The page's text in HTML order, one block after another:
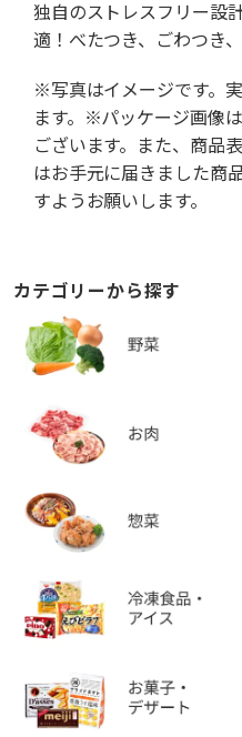
独自のストレスフリー設
適！べたつき、ごわつき、
※写真はイメージです。
ます。※パッケージ画像
ございます。また、商品
はお手元に届きました商
すようお願いします。
カテゴリーから探す